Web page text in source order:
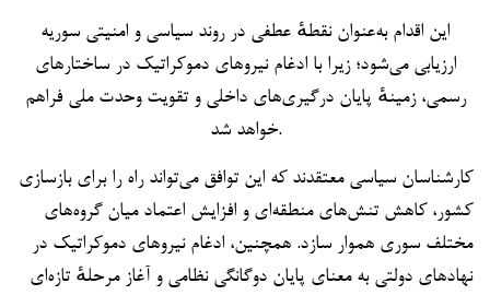
این اقدام به‌عنوان نقطهٔ عطفی در روند سیاسی و امنیتی سوریه
ارزیابی می‌شود؛ زیرا با ادغام نیروهای دموکراتیک در ساختارهای
رسمی، زمینهٔ پایان درگیری‌های داخلی و تقویت وحدت ملی فراهم
خواهد شد.
کارشناسان سیاسی معتقدند که این توافق می‌تواند راه را برای بازسازی
کشور، کاهش تنش‌های منطقه‌ای و افزایش اعتماد میان گروه‌های
مختلف سوری هموار سازد. همچنین، ادغام نیروهای دموکراتیک در
نهادهای دولتی به معنای پایان دوگانگی نظامی و آغاز مرحلهٔ تازه‌ای